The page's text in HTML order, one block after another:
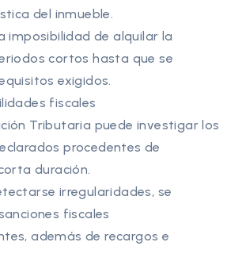
del inmueble.
imposibilidad de alquilar la
cortos hasta que se
exigidos.
fiscales
Tributaria puede investigar los
procedentes de
duración.
irregularidades, se
fiscales
además de recargos e